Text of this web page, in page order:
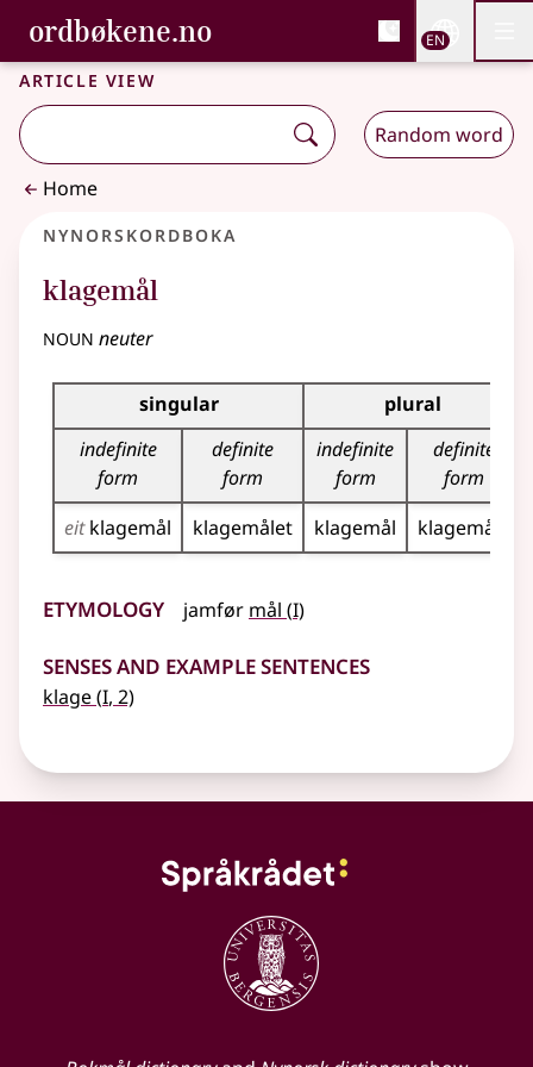
Skip to main content
Accessibility
ordbøkene.no, Bokmålsordboka and
Bokmålsordboka and Nynorskordboka
EN
Article view
Random word
Home
Nynorskordboka
klagemål
noun neuter
Inflection table for this noun
singular
plural
indefinite
form
definite
form
indefinite
form
definite
form
eitklagemål klagemålet klagemål klagemåla
Etymology jamfør mål (1
I)
Senses and Example Sentences
klage(1
I, 2)